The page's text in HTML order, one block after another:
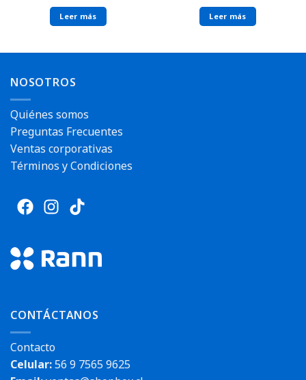
Leer más Leer más
NOSOTROS
Quiénes somos
Preguntas Frecuentes
Ventas corporativas
Términos y Condiciones
CONTÁCTANOS
Contacto
Celular:56 9 7565 9625